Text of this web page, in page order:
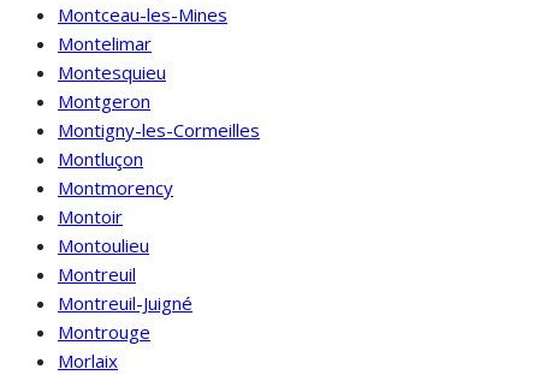
Montceau-les-Mines
Montelimar
Montesquieu
Montgeron
Montigny-les-Cormeilles
Montluçon
Montmorency
Montoir
Montoulieu
Montreuil
Montreuil-Juigné
Montrouge
Morlaix